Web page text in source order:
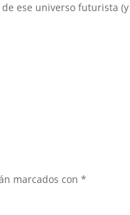
ese universo futurista
marcados con *